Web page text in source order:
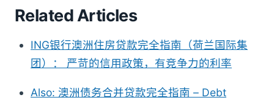
Related Articles
ING银行澳洲住房贷款完全指南（荷兰国际集
团）： 严苛的信用政策，有竞争力的利率
Also: 澳洲债务合并贷款完全指南 – Debt